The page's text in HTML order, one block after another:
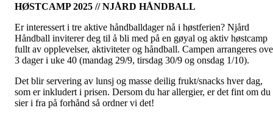
HØSTCAMP 2025 // NJÅRD HÅNDBALL
Er interessert i tre aktive håndballdager nå i høstferien? Njård
Håndball inviterer deg til å bli med på en gøyal og aktiv høstcamp
fullt av opplevelser, aktiviteter og håndball. Campen arrangeres
3 dager i uke 40 (mandag 29/9, tirsdag 30/9 og onsdag 1/10).
Det blir servering av lunsj og masse deilig frukt/snacks hver dag,
som er inkludert i prisen. Dersom du har allergier, er det fint om du
sier i fra på forhånd så ordner vi det!